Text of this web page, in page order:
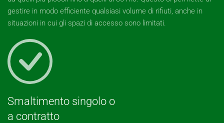
gestire in modo efficiente qualsiasi volume di rifiuti, anche in
situazioni in cui gli spazi di accesso sono limitati.
Smaltimento singolo o
a contratto